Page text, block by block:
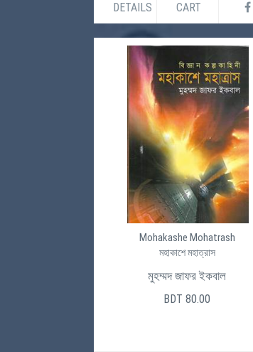
DETAILS CART
Mohakashe Mohatrash
মহাকাশে মহাত্রাস
মুহম্মদ জাফর ইকবাল
BDT 80.00